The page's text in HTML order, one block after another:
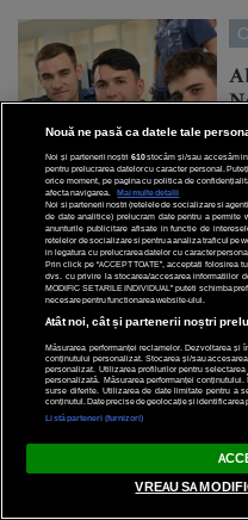
a
Nouă ne pasă ca datele tale
Noi și partenerii noștri 610stocăm și/sau accesăm
pentru prelucrarea datelor cu caracter personal.
orice moment, pe pagina cu politica de
afecta navigarea.
Mai multe detalii
Noi si partenerii nostri (retelele de socializare si
de date analitice) prelucram date pentru a
anunturile publicitare afisate in functie de
retelelor de socializare si pentru a analiza traficul pe
in legatura cu prelucrarea datelor cu caracter
Prin click pe “ACCEPT TOATE”, acceptati
dvs. cu privire la stocarea/accesarea informatiilor
MODIFIC SETARILE INDIVIDUAL” puteti schimba
necesare pentru functionarea website-ului.
Atât noi, cât și partenerii noștri
Măsurarea performanței reclamelor. Dezvoltarea
conținutului personalizat. Stocarea și/sau
personalizat. Utilizarea profilurilor pentru
personalizată. Măsurarea performanței
surse diferite. Utilizarea de date limitate pentru a
conținutul. Date precise de geolocație și
Listă parteneri (furnizori)
VREAU SA